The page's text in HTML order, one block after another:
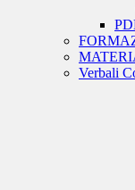
Verbali